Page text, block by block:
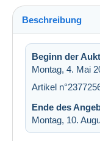
Beschreibung
Beginn der
Montag, 4. Mai
Artikel
Ende des
Montag, 10.